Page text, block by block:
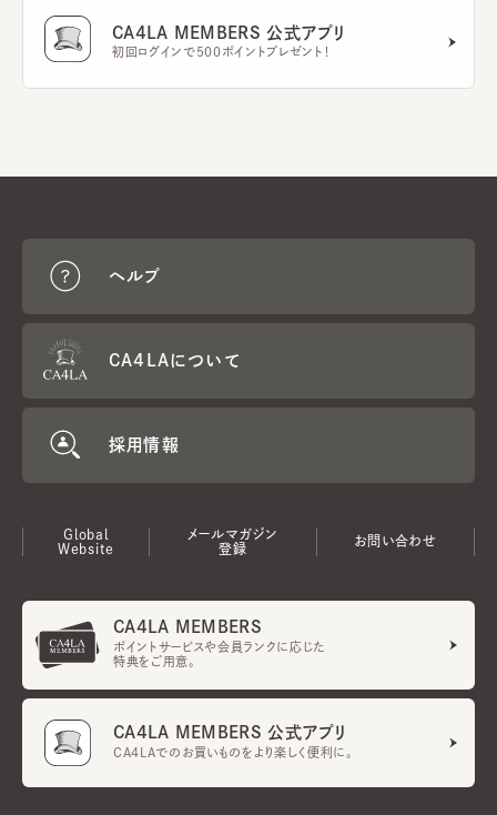
CA4LA MEMBERS 公式アプリ
初回ログインで500ポイントプレゼント！
ヘルプ
CA4LAについて
採用情報
Global
Website
メールマガジン
登録
お問い合わせ
CA4LA MEMBERS
ポイントサービスや会員ランクに応じた
特典をご用意。
CA4LA MEMBERS 公式アプリ
CA4LAでのお買いものをより楽しく便利に。